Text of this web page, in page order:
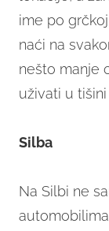
ime po
naći na
nešto manje
uživati u tišini
Silba
Na Silbi ne